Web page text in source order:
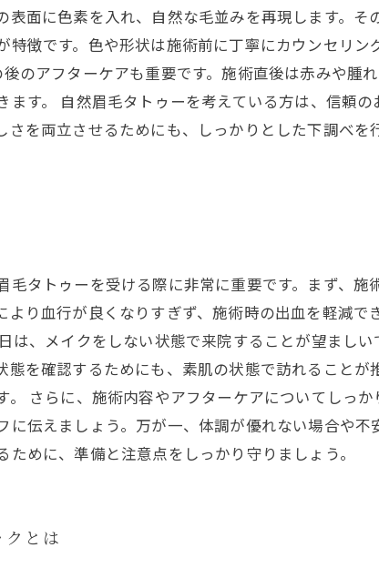
表面に色素を入れ、自然な毛並みを再現します。
特徴です。色や形状は施術前に丁寧にカウンセリ
のアフターケアも重要です。施術直後は赤みや
ます。 自然眉毛タトゥーを考えている方は、信頼
さを両立させるためにも、しっかりとした下調べ
毛タトゥーを受ける際に非常に重要です。まず、
より血行が良くなりすぎず、施術時の出血を軽減
は、メイクをしない状態で来院することが望まし
態を確認するためにも、素肌の状態で訪れること
さらに、施術内容やアフターケアについてしっ
に伝えましょう。万が一、体調が優れない場合や
めに、準備と注意点をしっかり守りましょう。
クとは